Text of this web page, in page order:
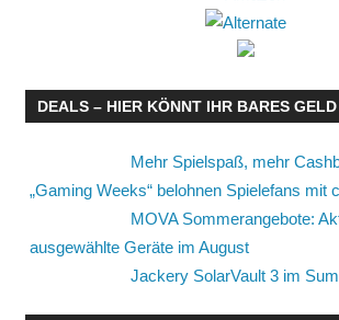
DEALS – HIER KÖNNT IHR BARES GELD
Mehr Spielspaß, mehr
„Gaming Weeks“ belohnen Spielefans mit
MOVA Sommerangebote:
ausgewählte Geräte im August
Jackery SolarVault 3 im